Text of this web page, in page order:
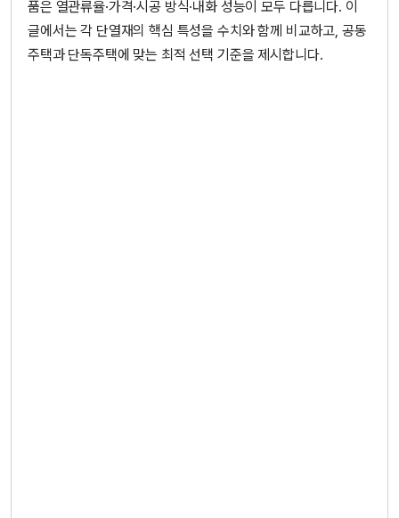
품은 열관류율·가격·시공 방식·내화 성능이 모두 다릅니다. 이
글에서는 각 단열재의 핵심 특성을 수치와 함께 비교하고, 공동
주택과 단독주택에 맞는 최적 선택 기준을 제시합니다.